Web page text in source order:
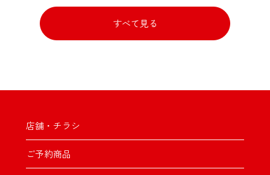
すべて見る
店舗・チラシ
ご予約商品